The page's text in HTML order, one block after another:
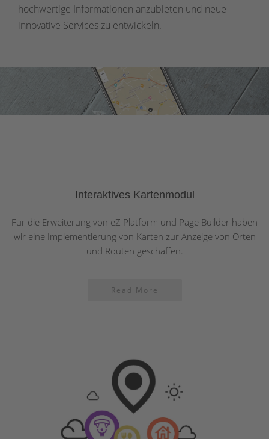
hochwertige Informationen anzubieten und neue
innovative Services zu entwickeln.
Interaktives Kartenmodul
Für die Erweiterung von eZ Platform und Page Builder haben
wir eine Implementierung von Karten zur Anzeige von Orten
und Routen geschaffen.
Read More